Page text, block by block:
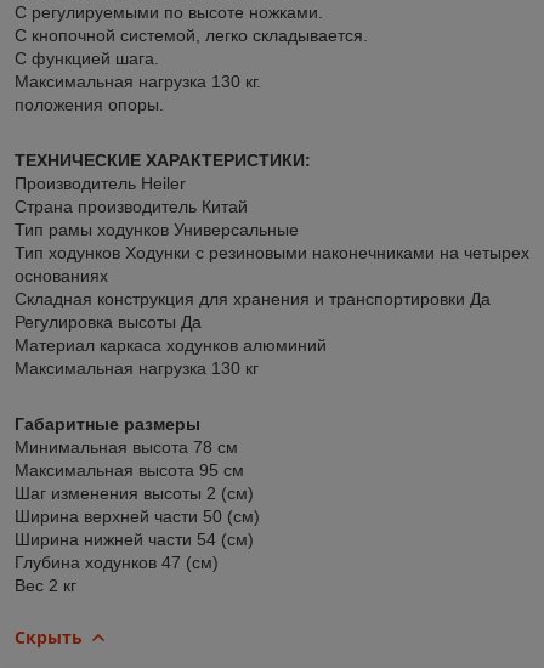
С регулируемыми по высоте ножками.
С кнопочной системой, легко складывается.
С функцией шага.
Максимальная нагрузка 130 кг.
положения опоры.
ТЕХНИЧЕСКИЕ ХАРАКТЕРИСТИКИ:
Производитель Heiler
Страна производитель Китай
Тип рамы ходунков Универсальные
Тип ходунков Ходунки с резиновыми наконечниками на четырех
основаниях
Складная конструкция для хранения и транспортировки Да
Регулировка высоты Да
Материал каркаса ходунков алюминий
Максимальная нагрузка 130 кг
Габаритные размеры
Минимальная высота 78 см
Максимальная высота 95 см
Шаг изменения высоты 2 (см)
Ширина верхней части 50 (см)
Ширина нижней части 54 (см)
Глубина ходунков 47 (см)
Вес 2 кг
Скрыть